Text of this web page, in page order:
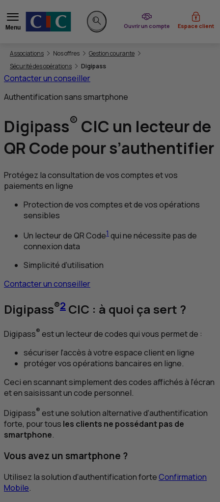
Menu
Rechercher sur le site
Ouvrir un compte
du CIC Espace client
Vous êtes ici:
Associations Nos offres
Gestion courante
Sécurité des opérations
Digipass
Contacter un conseiller
Authentification sans smartphone
Digipass® CIC un lecteur de
QR Code pour s’authentifier
Protégez la consultation de vos comptes et vos
paiements en ligne
Protection de vos comptes et de vos opérations
sensibles
Un lecteur deQRCode1 qui ne nécessite pas de
connexion data
Simplicité d’utilisation
Contacter un conseiller
Digipass®2 CIC : à quoi ça sert ?
Digipass® est un lecteur de codes qui vous permet de :
sécuriser l’accès à votre espace client en ligne
protéger vos opérations bancaires en ligne.
Ceci en scannant simplement des codes affichés à l’écran
et en saisissant un code personnel.
Digipass® est une solution alternative d’authentification
forte, pour tous les clients ne possédant pas de
smartphone.
Vous avez un smartphone ?
Utilisez la solution d’authentification forteConfirmation
Mobile.